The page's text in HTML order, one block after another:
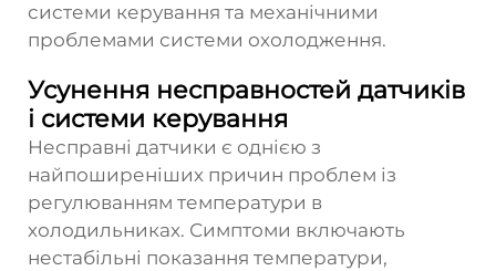
системи керування та механічними
проблемами системи охолодження.
Усунення несправностей датчиків
і системи керування
Несправні датчики є однією з
найпоширеніших причин проблем із
регулюванням температури в
холодильниках. Симптоми включають
нестабільні показання температури,